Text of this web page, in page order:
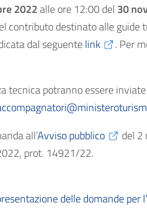
2022alle ore 12:00 del 30
contributo destinato alle
dal seguentelink
. Per
tecnica potranno essere
all’Avviso pubblico del
prot. 14921/22.
delle domande per